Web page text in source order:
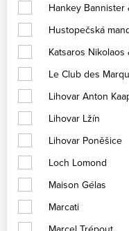
Hankey Bannister
Hustopečská
Katsaros Nikolaos
Le Club des
Lihovar Anton
Lihovar Lžín
Lihovar Poněšice
Loch Lomond
Maison Gélas
Marcati